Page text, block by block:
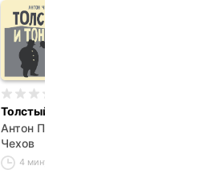
Толстый и тонкий
Антон Павлович
Чехов
4 минуты